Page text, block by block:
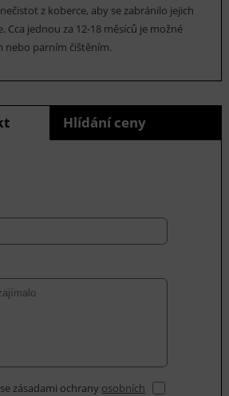
z koberce, aby se zabránilo jejich
Cca jednou za 12-18 měsíců je možné
nebo parním čištěním.
Hlídání ceny
zásadami ochrany osobních